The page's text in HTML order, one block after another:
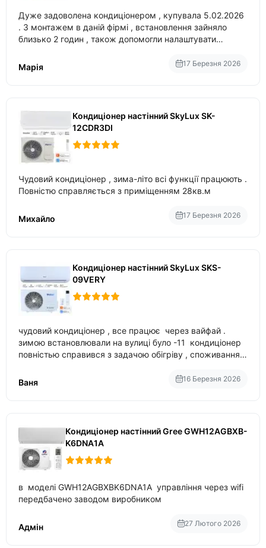
Дуже задоволена кондиціонером , купувала 5.02.2026
. З монтажем в даній фірмі , встановлення зайняло
близько 2 годин , також допомогли налаштувати
Марія
17 Березня 2026
Кондиціонер настінний SkyLux SK-
12CDR3DI
Чудовий кондиціонер , зима-літо всі функції працюють .
Повністю справляється з приміщенням 28кв.м
Михайло 17 Березня 2026
Кондиціонер настінний SkyLux SKS-
09VERY
чудовий кондиціонер , все працює через вайфай .
зимою встановлювали на вулиці було -11 кондиціонер
повністью справився з задачою обігріву , споживання
температури
Ваня 16 Березня 2026
Кондиціонер настінний Gree GWH12AGBXB-
K6DNA1A
в моделі GWH12AGBXBK6DNA1A управління через wifi
передбачено заводом виробником
Адмін 27 Лютого 2026